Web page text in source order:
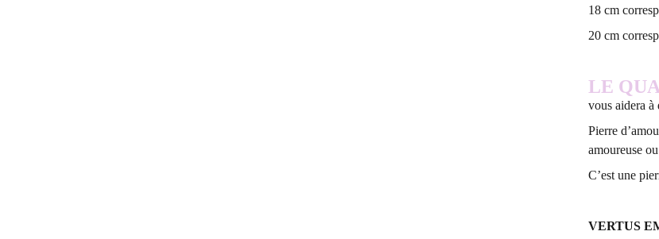
18 cm
20 cm
LE
vous aidera à
Pierre
amoureuse
C’est une
VERTUS